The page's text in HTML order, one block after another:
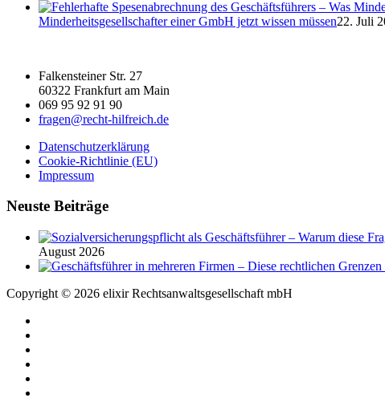
Minderheitsgesellschafter einer GmbH jetzt wissen müssen22. Juli
Falkensteiner Str. 27
60322 Frankfurt am Main
069 95 92 91 90
fragen@recht-hilfreich.de
Datenschutzerklärung
Cookie-Richtlinie (EU)
Impressum
Neuste Beiträge
August 2026
Copyright © 2026 elixir Rechtsanwaltsgesellschaft mbH